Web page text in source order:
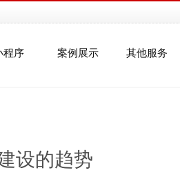
程序 案例展示 其他服务
设的趋势